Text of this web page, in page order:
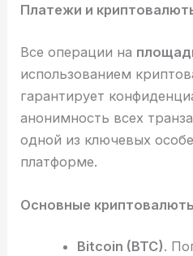
Платежи и
Все операции на
использованием
гарантирует
анонимность всех
одной из ключевых
платформе.
Основные
Bitcoin (BTC).